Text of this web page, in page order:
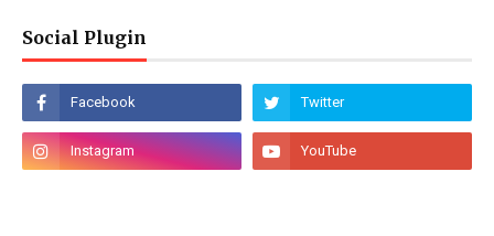
Social Plugin